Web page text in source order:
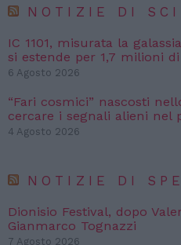
NOTIZIE DI
IC 1101, misurata la
si estende per 1,7 milioni
6 Agosto 2026
“Fari cosmici” nascosti
cercare i segnali alieni nel
4 Agosto 2026
NOTIZIE DI
Dionisio Festival, dopo
Gianmarco Tognazzi
7 Agosto 2026